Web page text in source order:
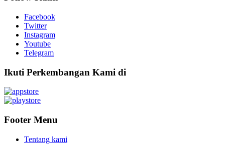
Facebook
Twitter
Instagram
Youtube
Telegram
Ikuti Perkembangan Kami di
Footer Menu
Tentang kami